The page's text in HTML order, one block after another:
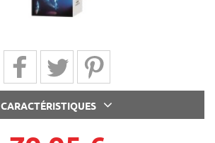
Partager sur Facebook
Partager sur Twitter
Partager sur Pinterest
CARACTÉRISTIQUES